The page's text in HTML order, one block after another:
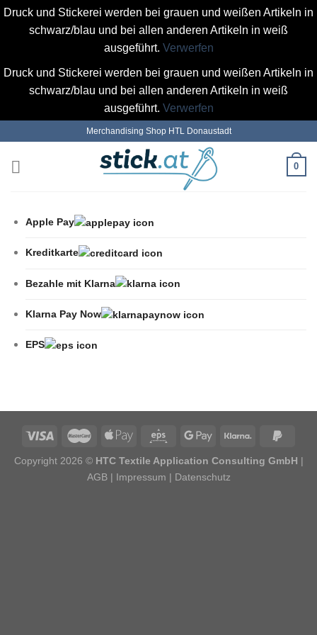
Druck und Stickerei werden bei grauen und weißen Artikeln in
schwarz/blau und bei allen anderen Artikeln in weiß
ausgeführt. Verwerfen
Druck und Stickerei werden bei grauen und weißen Artikeln in
schwarz/blau und bei allen anderen Artikeln in weiß
ausgeführt. Verwerfen
springen
Merchandising Shop HTL Donaustadt
0
Apple Pay
Kreditkarte
Bezahle mit Klarna
Klarna Pay Now
EPS
Copyright 2026 © HTC Textile Application Consulting GmbH |
AGB| Impressum | Datenschutz